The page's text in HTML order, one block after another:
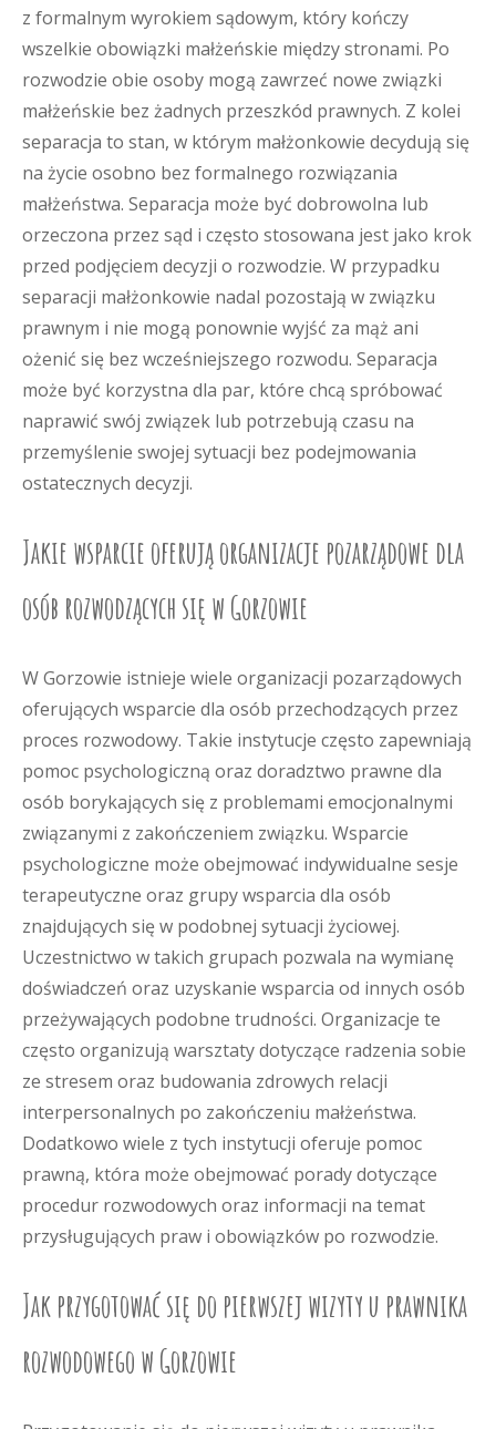
z formalnym wyrokiem sądowym, który kończy
wszelkie obowiązki małżeńskie między stronami. Po
rozwodzie obie osoby mogą zawrzeć nowe związki
małżeńskie bez żadnych przeszkód prawnych. Z kolei
separacja to stan, w którym małżonkowie decydują się
na życie osobno bez formalnego rozwiązania
małżeństwa. Separacja może być dobrowolna lub
orzeczona przez sąd i często stosowana jest jako krok
przed podjęciem decyzji o rozwodzie. W przypadku
separacji małżonkowie nadal pozostają w związku
prawnym i nie mogą ponownie wyjść za mąż ani
ożenić się bez wcześniejszego rozwodu. Separacja
może być korzystna dla par, które chcą spróbować
naprawić swój związek lub potrzebują czasu na
przemyślenie swojej sytuacji bez podejmowania
ostatecznych decyzji.
Jakie wsparcie oferują organizacje pozarządowe dla
osób rozwodzących się w Gorzowie
W Gorzowie istnieje wiele organizacji pozarządowych
oferujących wsparcie dla osób przechodzących przez
proces rozwodowy. Takie instytucje często zapewniają
pomoc psychologiczną oraz doradztwo prawne dla
osób borykających się z problemami emocjonalnymi
związanymi z zakończeniem związku. Wsparcie
psychologiczne może obejmować indywidualne sesje
terapeutyczne oraz grupy wsparcia dla osób
znajdujących się w podobnej sytuacji życiowej.
Uczestnictwo w takich grupach pozwala na wymianę
doświadczeń oraz uzyskanie wsparcia od innych osób
przeżywających podobne trudności. Organizacje te
często organizują warsztaty dotyczące radzenia sobie
ze stresem oraz budowania zdrowych relacji
interpersonalnych po zakończeniu małżeństwa.
Dodatkowo wiele z tych instytucji oferuje pomoc
prawną, która może obejmować porady dotyczące
procedur rozwodowych oraz informacji na temat
przysługujących praw i obowiązków po rozwodzie.
Jak przygotować się do pierwszej wizyty u prawnika
rozwodowego w Gorzowie